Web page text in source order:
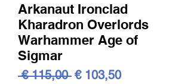
Arkanaut Ironclad
Kharadron Overlords
Warhammer Age of
Sigmar
€ 115,00 Standardpreis
€ 103,50Sale-